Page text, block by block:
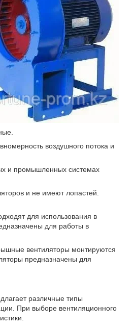
воздушного потока и
и промышленных системах
и не имеют лопастей.
для использования в
для работы в
вентиляторы монтируются
предназначены для
различные типы
При выборе вентиляционного